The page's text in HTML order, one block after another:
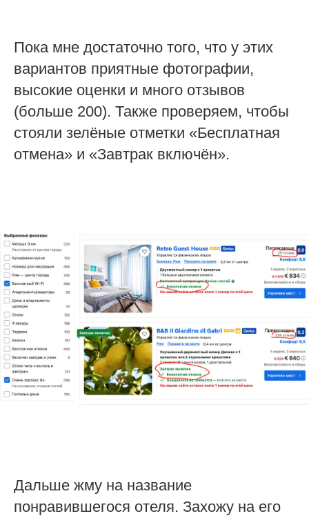
Пока мне достаточно того, что у этих
вариантов приятные фотографии,
высокие оценки и много отзывов
(больше 200). Также проверяем, чтобы
стояли зелёные отметки «Бесплатная
отмена» и «Завтрак включён».
Дальше жму на название
понравившегося отеля. Захожу на его